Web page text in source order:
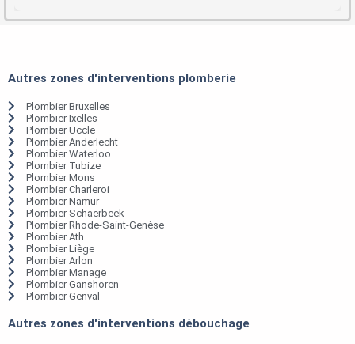
Autres zones d'interventions plomberie
Plombier Bruxelles
Plombier Ixelles
Plombier Uccle
Plombier Anderlecht
Plombier Waterloo
Plombier Tubize
Plombier Mons
Plombier Charleroi
Plombier Namur
Plombier Schaerbeek
Plombier Rhode-Saint-Genèse
Plombier Ath
Plombier Liège
Plombier Arlon
Plombier Manage
Plombier Ganshoren
Plombier Genval
Autres zones d'interventions débouchage